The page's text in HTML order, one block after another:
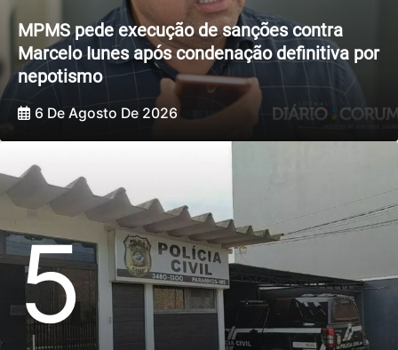
MPMS pede execução de sanções contra
Marcelo Iunes após condenação definitiva por
nepotismo
6 De Agosto De 2026
5